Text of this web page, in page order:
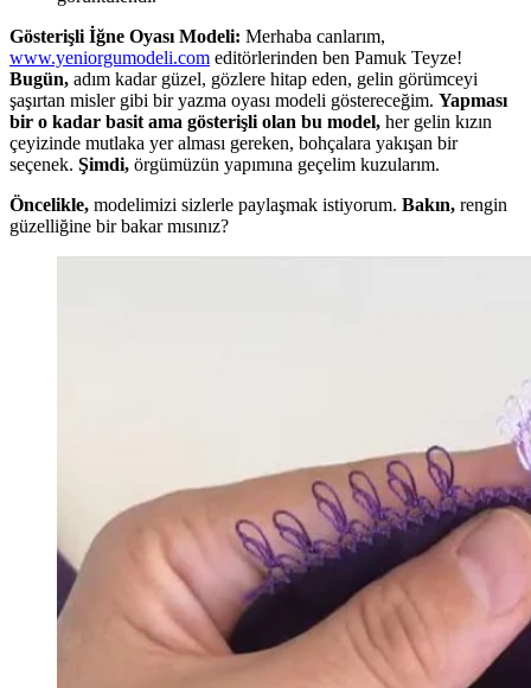
Gösterişli İğne Oyası Modeli: Merhaba canlarım,
www.yeniorgumodeli.com editörlerinden ben Pamuk Teyze!
Bugün, adım kadar güzel, gözlere hitap eden, gelin görümceyi
şaşırtan misler gibi bir yazma oyası modeli göstereceğim. Yapması
bir o kadar basit ama gösterişli olan bu model, her gelin kızın
çeyizinde mutlaka yer alması gereken, bohçalara yakışan bir
seçenek. Şimdi, örgümüzün yapımına geçelim kuzularım.
Öncelikle, modelimizi sizlerle paylaşmak istiyorum. Bakın, rengin
güzelliğine bir bakar mısınız?